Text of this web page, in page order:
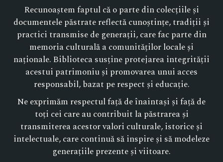
Recunoaștem faptul că o parte din colecțiile și
documentele păstrate reflectă cunoștințe, tradiții și
practici transmise de generații, care fac parte din
memoria culturală a comunităților locale și
naționale. Biblioteca susține protejarea integrității
acestui patrimoniu și promovarea unui acces
responsabil, bazat pe respect și educație.
Ne exprimăm respectul față de înaintași și față de
toți cei care au contribuit la păstrarea și
transmiterea acestor valori culturale, istorice și
intelectuale, care continuă să inspire și să modeleze
generațiile prezente și viitoare.